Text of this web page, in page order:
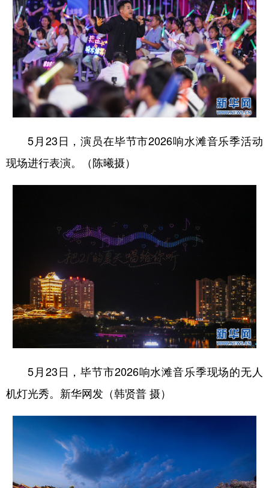
5月23日，演员在毕节市2026响水滩音乐季活动
现场进行表演。（陈曦摄）
5月23日，毕节市2026响水滩音乐季现场的无人
机灯光秀。新华网发（韩贤普 摄）